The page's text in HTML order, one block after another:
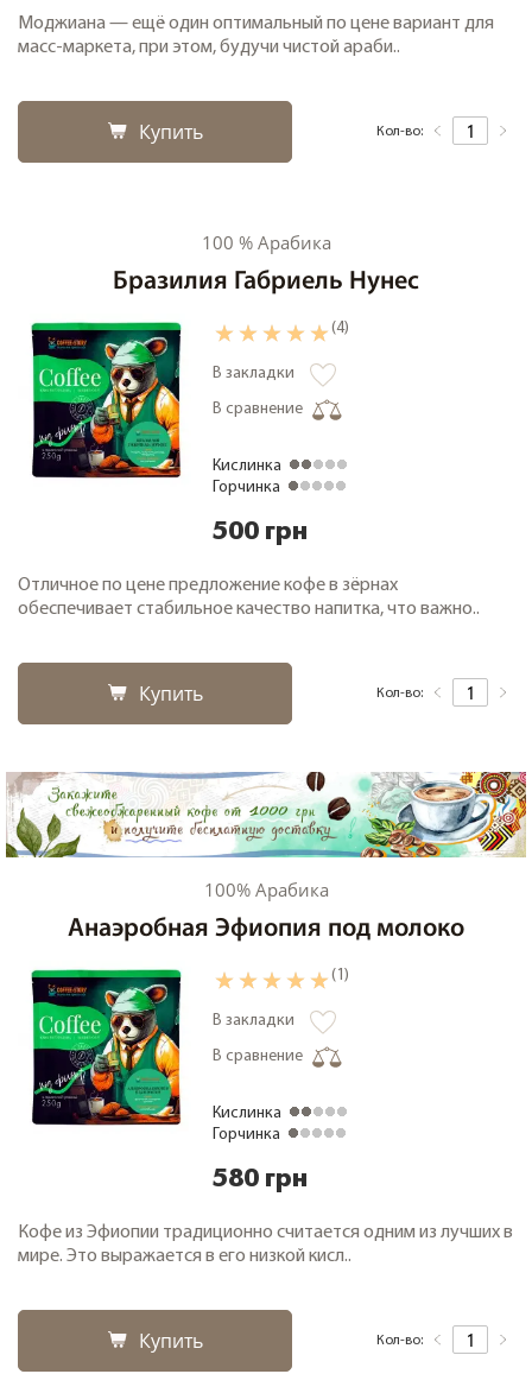
Моджиана — ещё один оптимальный по цене вариант для
масс-маркета, при этом, будучи чистой араби..
Купить Кол-во:
100 % Арабика
Бразилия Габриель Нунес
(4)
В закладки
В сравнение
Кислинка
Горчинка
500 грн
Отличное по цене предложение кофе в зёрнах
обеспечивает стабильное качество напитка, что важно..
Купить Кол-во:
100% Арабика
Анаэробная Эфиопия под молоко
(1)
В закладки
В сравнение
Кислинка
Горчинка
580 грн
Кофе из Эфиопии традиционно считается одним из лучших в
мире. Это выражается в его низкой кисл..
Купить Кол-во: